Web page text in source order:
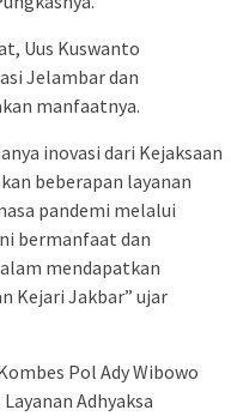
Uus Kuswanto
Jelambar dan
manfaatnya.
inovasi dari Kejaksaan
beberapan layanan
pandemi melalui
bermanfaat dan
mendapatkan
Kejari Jakbar” ujar
Pol Ady Wibowo
Adhyaksa